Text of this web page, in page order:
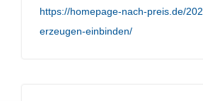
https://homepage-nach-preis.de/
erzeugen-einbinden/